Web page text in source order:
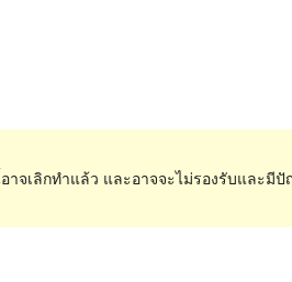
จเลิกทำแล้ว และอาจจะไม่รองรับและมีปั